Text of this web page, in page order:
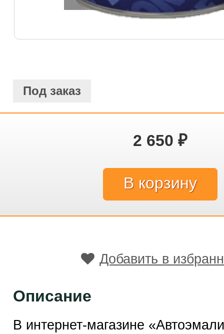
Под заказ
2 650 ₽
Добавить в
Описание
В интернет-магазине